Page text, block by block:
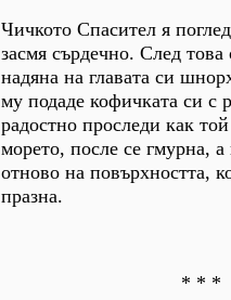
Чичкото Спасител я
засмя сърдечно. След
надяна на главата си
му подаде кофичката си с
радостно проследи как
морето, после се гмурна, а
отново на повърхността,
празна.
* * *